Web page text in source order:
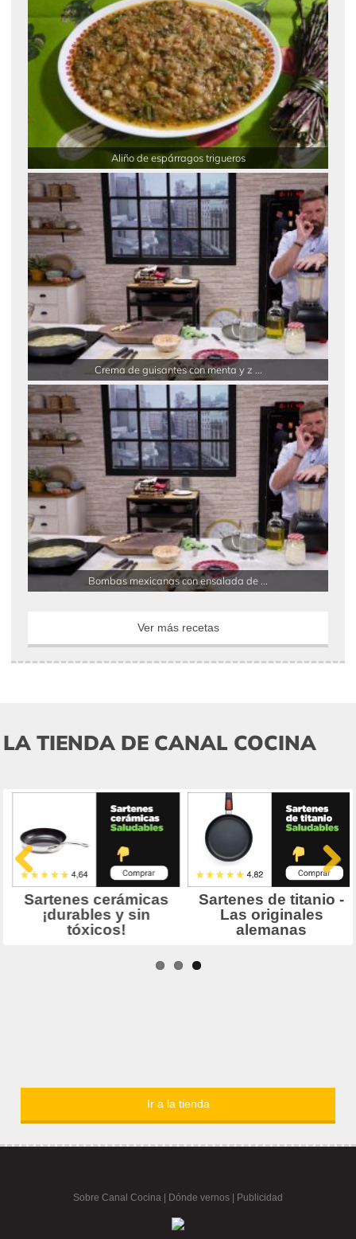
Aliño de espárragos trigueros
Crema de guisantes con menta y z ...
Bombas mexicanas con ensalada de ...
Ver más recetas
LA TIENDA DE CANAL COCINA
Ir a la tienda
Sobre Canal Cocina Dónde vernos | Publicidad